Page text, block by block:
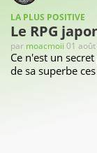
LA PLUS POSITIVE
Le RPG
par moacmoii 01
Ce n'est un
de sa superbe